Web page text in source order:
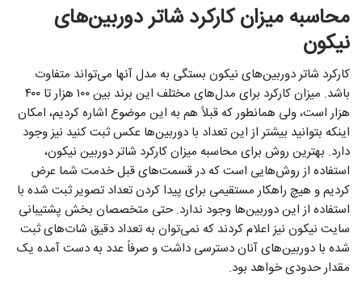
محاسبه میزان کارکرد شاتر دوربین‌های
نیکون
کارکرد شاتر دوربین‌های نیکون بستگی به مدل آنها می‌تواند متفاوت
باشد. میزان کارکرد برای مدل‌های مختلف این برند بین ۱۰۰ هزار تا ۴۰۰
هزار است، ولی همانطور که قبلاً هم به این موضوع اشاره کردیم، امکان
اینکه بتوانید بیشتر از این تعداد با دوربین‌ها عکس ثبت کنید نیز وجود
دارد. بهترین روش برای محاسبه میزان کارکرد شاتر دوربین نیکون،
استفاده از روش‌هایی است که در قسمت‌های قبل خدمت شما عرض
کردیم و هیچ راهکار مستقیمی برای پیدا کردن تعداد تصویر ثبت شده با
استفاده از این دوربین‌ها وجود ندارد. حتی متخصصان بخش پشتیبانی
سایت نیکون نیز اعلام کردند که نمی‌توان به تعداد دقیق شات‌های ثبت
شده با دوربین‌های آنان دسترسی داشت و صرفاً عدد به دست آمده یک
مقدار حدودی خواهد بود.